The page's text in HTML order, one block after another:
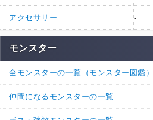
アクセサリー -
モンスター
全モンスターの一覧（モンスター図鑑）
仲間になるモンスターの一覧